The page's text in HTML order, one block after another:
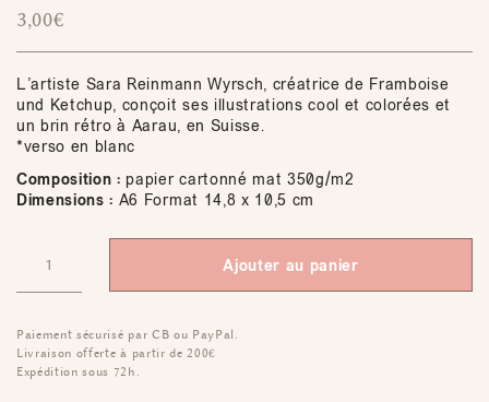
3,00€
L’artiste Sara Reinmann Wyrsch, créatrice de Framboise
und Ketchup, conçoit ses illustrations cool et colorées et
un brin rétro à Aarau, en Suisse.
*verso en blanc
Composition : papier cartonné mat 350g/m2
Dimensions : A6 Format 14,8 x 10,5 cm
Ajouter au panier
Paiement sécurisé par CB ou PayPal.
Livraison offerte à partir de 200€
Expédition sous 72h.